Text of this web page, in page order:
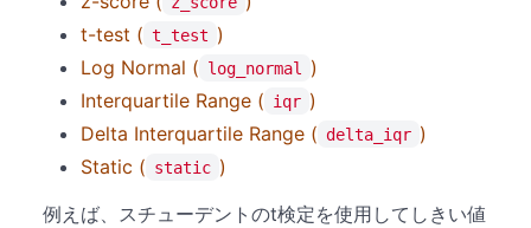
t-test ( t_test )
Log Normal ( log_normal
)
Interquartile Range ( iqr )
Delta Interquartile Range ( delta_iqr )
Static ( static )
例えば、スチューデントのt検定を使用してしきい値